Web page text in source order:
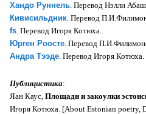
Хандо Руннель. Перевод Нэлли
Кивисильдник. Перевод
fs. Перевод Игоря Котюха.
Юрген Роосте. Перевод
Андра Тээде. Перевод Игоря Котюха.
Публицистика:
Яан Каус, Площади и закоулки
Игоря Котюха. [About Estonian poetry,